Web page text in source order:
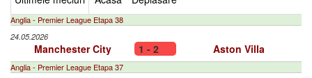
Anglia - Premier League Etapa 38
24.05.2026
Manchester City 1 - 2 Aston Villa
Anglia - Premier League Etapa 37